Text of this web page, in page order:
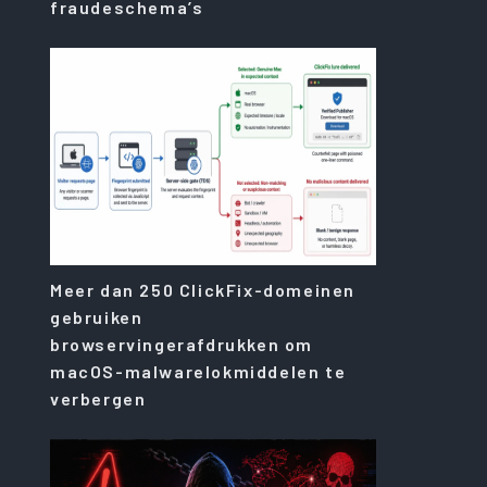
fraudeschema’s
Meer dan 250 ClickFix-domeinen
gebruiken
browservingerafdrukken om
macOS-malwarelokmiddelen te
verbergen